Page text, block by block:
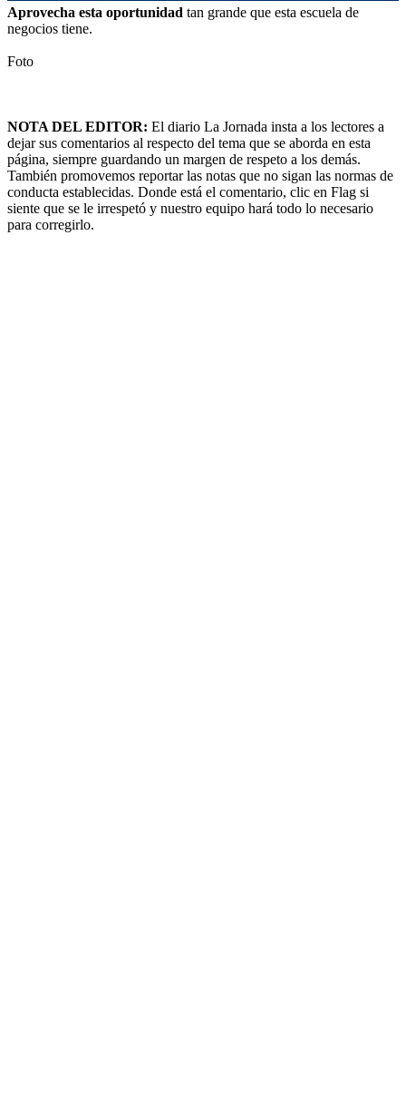
Aprovecha esta oportunidad tan grande que esta escuela de
negocios tiene.
Foto
NOTA DEL EDITOR: El diario La Jornada insta a los lectores a
dejar sus comentarios al respecto del tema que se aborda en esta
página, siempre guardando un margen de respeto a los demás.
También promovemos reportar las notas que no sigan las normas de
conducta establecidas. Donde está el comentario, clic en Flag si
siente que se le irrespetó y nuestro equipo hará todo lo necesario
para corregirlo.